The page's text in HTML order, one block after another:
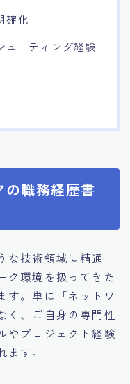
確化
ューティング経験
職務経歴書
な技術領域に精通
ク環境を扱ってきた
す。単に「ネットワ
く、ご自身の専門性
やプロジェクト経験
す。